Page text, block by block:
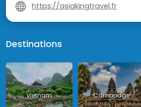
https://asiakingtravel.fr
Destinations
Vietnam Cambodge